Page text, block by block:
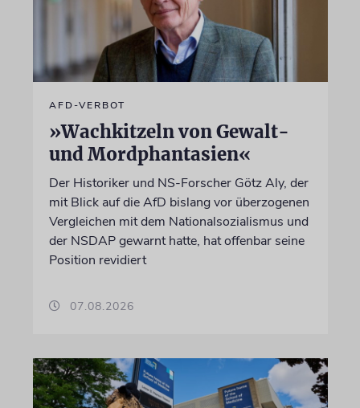
AFD-VERBOT
»Wachkitzeln von Gewalt-
und Mordphantasien«
Der Historiker und NS-Forscher Götz Aly, der
mit Blick auf die AfD bislang vor überzogenen
Vergleichen mit dem Nationalsozialismus und
der NSDAP gewarnt hatte, hat offenbar seine
Position revidiert
07.08.2026